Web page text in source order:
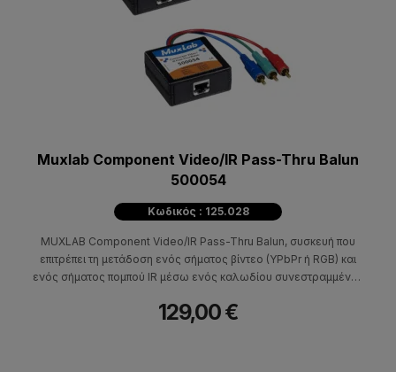
Muxlab Component Video/IR Pass-Thru Balun
500054
Κωδικός : 125.028
MUXLAB Component Video/IR Pass-Thru Balun, συσκευή που
επιτρέπει τη μετάδοση ενός σήματος βίντεο (YPbPr ή RGB) και
ενός σήματος πομπού IR μέσω ενός καλωδίου συνεστραμμένου
129,00 €